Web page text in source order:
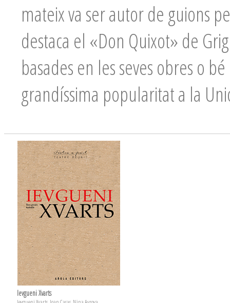
mateix va ser autor de guions
destaca el «Don Quixot» de
basades en les seves obres o
grandíssima popularitat a la
Ievgueni Xvarts